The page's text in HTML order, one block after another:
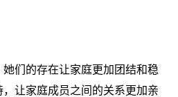
们的存在让家庭更加团结和稳
让家庭成员之间的关系更加亲